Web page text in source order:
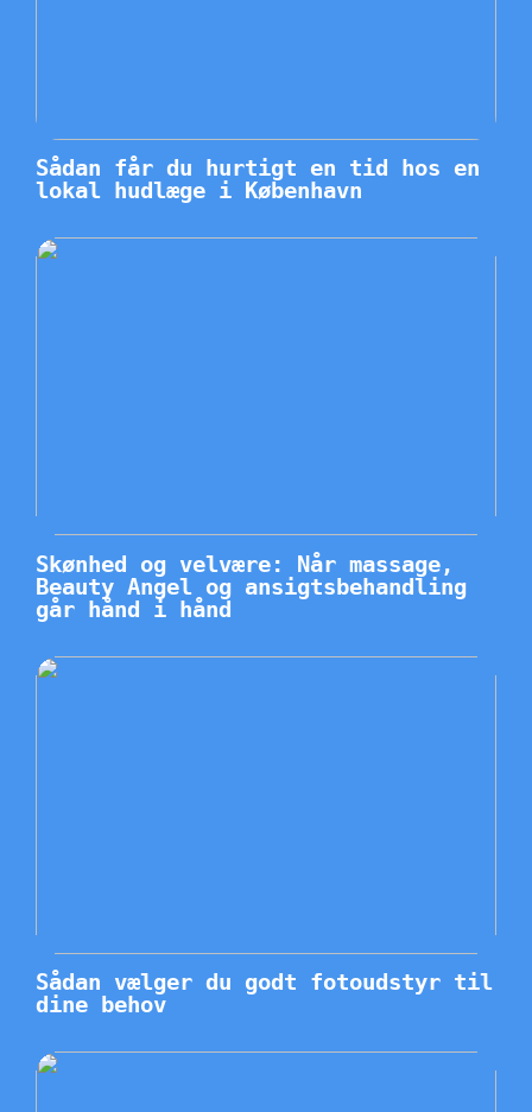
Sådan får du hurtigt en tid hos en
lokal hudlæge i København
Skønhed og velvære: Når massage,
Beauty Angel og ansigtsbehandling
går hånd i hånd
Sådan vælger du godt fotoudstyr til
dine behov